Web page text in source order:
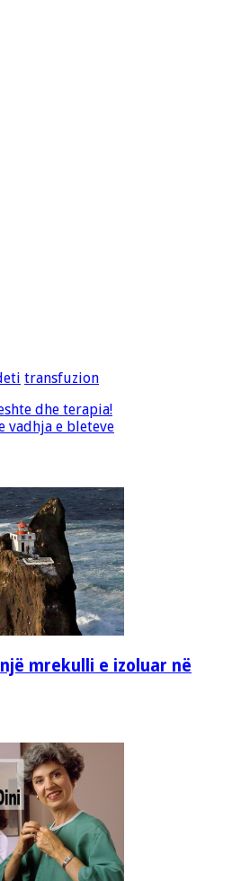
transfuzion
dhe terapia!
vadhja e bleteve
mrekulli e izoluar në